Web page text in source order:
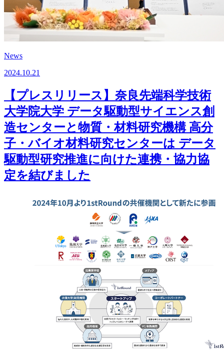
News
2024.10.21
【プレスリリース】奈良先端科学技術
大学院大学 データ駆動型サイエンス創
造センターと物質・材料研究機構 高分
子・バイオ材料研究センターは データ
駆動型研究推進に向けた連携・協力協
定を結びました